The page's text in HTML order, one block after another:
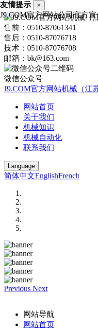
售前：0510-87061341
售后：0510-87076718
技术：0510-87076708
邮箱：bk@163.com
微信公众号
J9.COM官方网站机械（江
网站首页
关于我们
机械知识
机械自动化
联系我们
Language
简体中文EnglishFrench
Previous Next
网站导航
网站首页
友情提示 ×
J9.COM官方网站公司官方